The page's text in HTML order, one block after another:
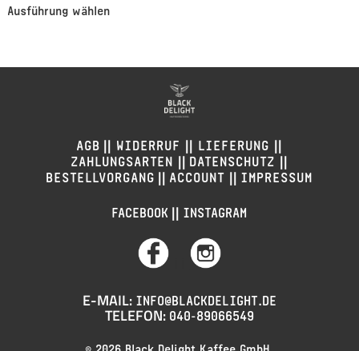
Ausführung wählen
AGB || WIDERRUF || LIEFERUNG ||
ZAHLUNGSARTEN || DATENSCHUTZ ||
BESTELLVORGANG || ACCOUNT || IMPRESSUM
FACEBOOK || INSTAGRAM
E-MAIL: INFO@BLACKDELIGHT.DE
TELEFON: 040-89066549
© 2026 Black Delight Kaffee GmbH.